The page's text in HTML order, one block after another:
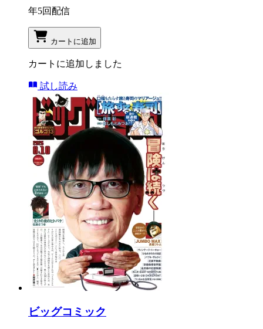
年5回配信
カートに追加
カートに追加しました
試し読み
ビッグコミック